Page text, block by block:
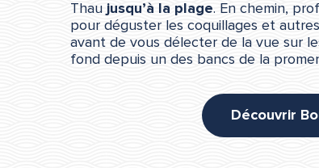
Thau jusqu’à la plage. En chemin,
pour déguster les coquillages et
avant de vous délecter de la vue sur
fond depuis un des bancs de la
Découvrir